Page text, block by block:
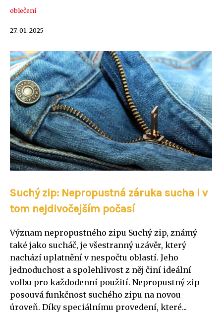
oblečení
27. 01. 2025
Suchý zip: Nepropustná záruka sucha i v
tom nejdivočejším počasí
Význam nepropustného zipu Suchý zip, známý
také jako sucháč, je všestranný uzávěr, který
nachází uplatnění v nespočtu oblastí. Jeho
jednoduchost a spolehlivost z něj činí ideální
volbu pro každodenní použití. Nepropustný zip
posouvá funkčnost suchého zipu na novou
úroveň. Díky speciálnímu provedení, které...